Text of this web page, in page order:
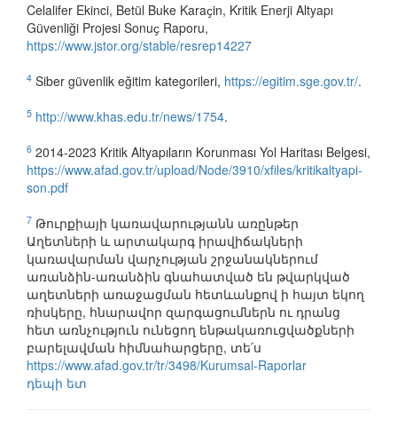
Celalifer Ekinci, Betül Buke Karaҫin, Kritik Enerji Altyapı
Güvenliği Projesi Sonuҫ Raporu,
https://www.jstor.org/stable/resrep14227
4 Siber güvenlik eğitim kategorileri, https://egitim.sge.gov.tr/.
5 http://www.khas.edu.tr/news/1754.
6 2014-2023 Kritik Altyapıların Korunması Yol Haritası Belgesi,
https://www.afad.gov.tr/upload/Node/3910/xfiles/kritikaltyapi-
son.pdf
7 Թուրքիայի կառավարությանն առընթեր
Աղետների և արտակարգ իրավիճակների
կառավարման վարչության շրջանակներում
առանձին-առանձին գնահատված են թվարկված
աղետների առաջացման հետևանքով ի հայտ եկող
ռիսկերը, հնարավոր զարգացումներն ու դրանց
հետ առնչություն ունեցող ենթակառուցվածքների
բարելավման հիմնահարցերը, տե՛ս
https://www.afad.gov.tr/tr/3498/Kurumsal-Raporlar
դեպի ետ